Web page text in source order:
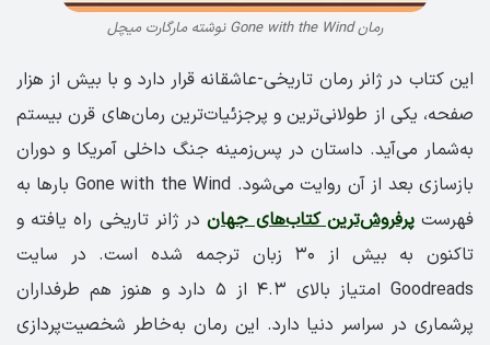
رمان Gone with the Wind نوشته مارگارت میچل
این کتاب در ژانر رمان تاریخی-عاشقانه قرار دارد و با بیش از هزار
صفحه، یکی از طولانی‌ترین و پرجزئیات‌ترین رمان‌های قرن بیستم
به‌شمار می‌آید. داستان در پس‌زمینه جنگ داخلی آمریکا و دوران
بازسازی بعد از آن روایت می‌شود. Gone with the Wind بارها به
فهرستپرفروش‌ترین کتاب‌های جهاندر ژانر تاریخی راه یافته و
تاکنون به بیش از ۳۰ زبان ترجمه شده است. در سایت
Goodreads امتیاز بالای ۴.۳ از ۵ دارد و هنوز هم طرفداران
پرشماری در سراسر دنیا دارد. این رمان به‌خاطر شخصیت‌پردازی